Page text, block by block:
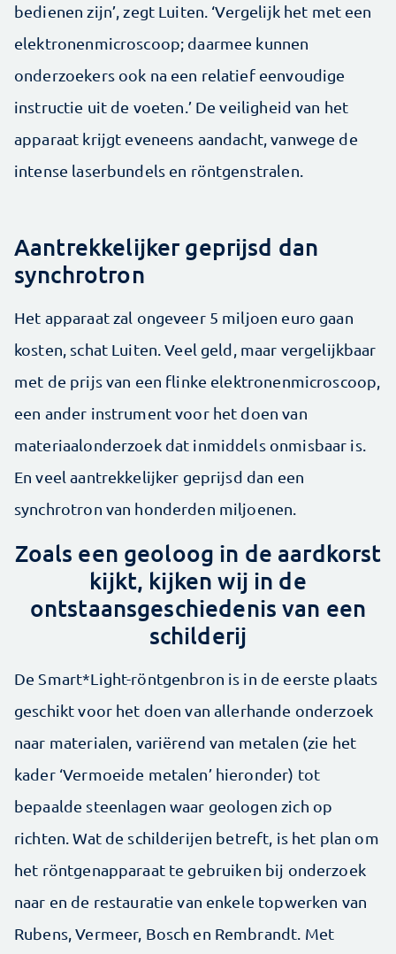
bedienen zijn’, zegt Luiten. ‘Vergelijk het met een
elektronenmicroscoop; daarmee kunnen
onderzoekers ook na een relatief eenvoudige
instructie uit de voeten.’ De veiligheid van het
apparaat krijgt eveneens aandacht, vanwege de
intense laserbundels en röntgenstralen.
Aantrekkelijker geprijsd dan
synchrotron
Het apparaat zal ongeveer 5 miljoen euro gaan
kosten, schat Luiten. Veel geld, maar vergelijkbaar
met de prijs van een flinke elektronenmicroscoop,
een ander instrument voor het doen van
materiaalonderzoek dat inmiddels onmisbaar is.
En veel aantrekkelijker geprijsd dan een
synchrotron van honderden miljoenen.
Zoals een geoloog in de aardkorst
kijkt, kijken wij in de
ontstaansgeschiedenis van een
schilderij
De Smart*Light-röntgenbron is in de eerste plaats
geschikt voor het doen van allerhande onderzoek
naar materialen, variërend van ­metalen (zie het
kader ‘Vermoeide metalen’ hieronder) tot
bepaalde steenlagen waar geologen zich op
richten. Wat de schilderijen betreft, is het plan om
het röntgenapparaat te gebruiken bij onderzoek
naar en de restauratie van enkele topwerken van
Rubens, Vermeer, Bosch en Rembrandt. Met